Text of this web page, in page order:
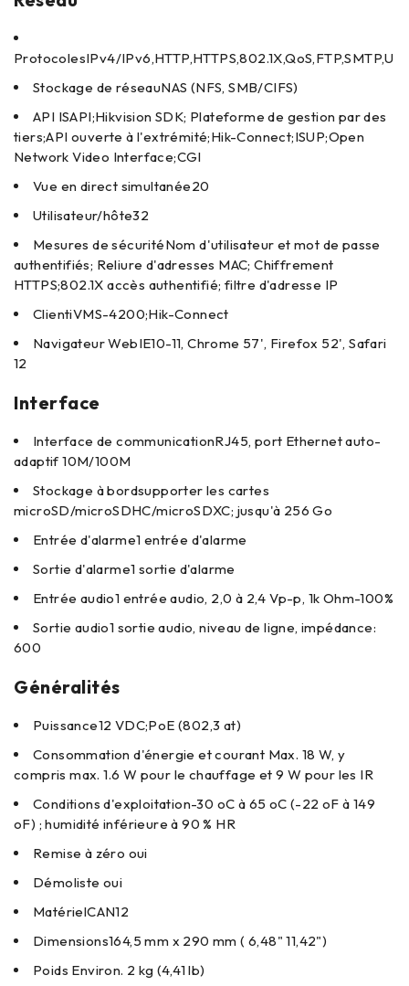
ProtocolesIPv4/
Stockage de réseauNAS (NFS, SMB/CIFS)
API ISAPI;Hikvision SDK; Plateforme de gestion par des
tiers;API ouverte à l'extrémité;Hik-Connect;ISUP;Open
Network Video Interface;CGI
Vue en direct simultanée20
Utilisateur/hôte32
Mesures de sécuritéNom d'utilisateur et mot de passe
authentifiés; Reliure d'adresses MAC; Chiffrement
HTTPS;802.1X accès authentifié; filtre d'adresse IP
ClientiVMS-4200;Hik-Connect
Navigateur WebIE10-11, Chrome 57', Firefox 52', Safari
12
Interface
Interface de communicationRJ45, port Ethernet auto-
adaptif 10M/100M
Stockage à bordsupporter les cartes
microSD/microSDHC/microSDXC; jusqu'à 256 Go
Entrée d'alarme1 entrée d'alarme
Sortie d'alarme1 sortie d'alarme
Entrée audio1 entrée audio, 2,0 à 2,4 Vp-p, 1k Ohm-100%
Sortie audio1 sortie audio, niveau de ligne, impédance:
600
Généralités
Puissance12 VDC;PoE (802,3 at)
Consommation d'énergie et courant Max. 18 W, y
compris max. 1.6 W pour le chauffage et 9 W pour les IR
Conditions d'exploitation-30 oC à 65 oC (-22 oF à 149
oF) ; humidité inférieure à 90 % HR
Remise à zéro oui
Démolisteoui
MatérielCAN12
Dimensions164,5 mm x 290 mm ( 6,48" 11,42")
Poids Environ. 2 kg (4,41 lb)